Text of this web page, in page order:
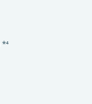
*⁴